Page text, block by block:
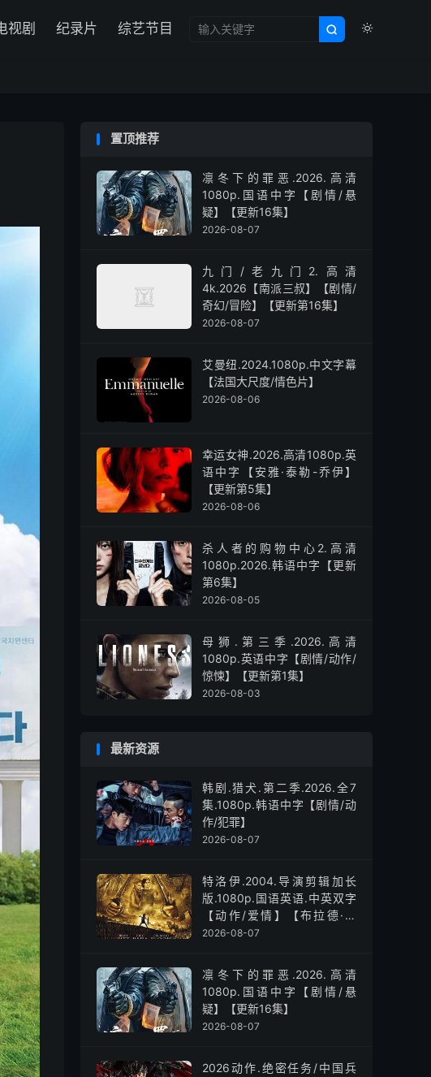


视剧 纪录片 综艺节目
置顶推荐
凛冬下的罪恶.2026.高清
1080p.国语中字【剧情/悬
疑】【更新16集】
2026-08-07
九门/老九门2.高清
4k.2026【南派三叔】【剧情/
奇幻/冒险】【更新第16集】
2026-08-07
艾曼纽.2024.1080p.中文字幕
【法国大尺度/情色片】
2026-08-06
幸运女神.2026.高清1080p.英
语中字【安雅·泰勒-乔伊】
【更新第5集】
2026-08-06
杀人者的购物中心2.高清
1080p.2026.韩语中字【更新
第6集】
2026-08-05
母狮.第三季.2026.高清
1080p.英语中字【剧情/动作/
惊悚】【更新第1集】
2026-08-03
最新资源
韩剧.猎犬.第二季.2026.全7
集.1080p.韩语中字【剧情/动
作/犯罪】
2026-08-07
特洛伊.2004.导演剪辑加长
版.1080p.国语英语.中英双字
【动作/爱情】【布拉德·皮
特】
2026-08-07
凛冬下的罪恶.2026.高清
1080p.国语中字【剧情/悬
疑】【更新16集】
2026-08-07
2026动作.绝密任务/中国兵